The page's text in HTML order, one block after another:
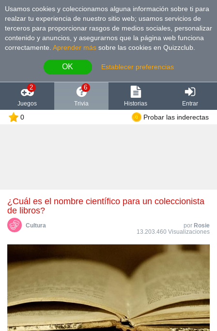
Usamos cookies y coleccionamos alguna información sobre ti para
realzar tu experiencia de nuestro sitio web; usamos servicios de
terceros para proporcionar rasgos de medios sociales, personalizar
contenido y anuncios, y asegurarnos que la página web funciona
correctamente. Aprender más sobre las cookies en Quizzclub.
OK Establecer preferencias
2
Juegos
6
Trivia Historias Entrar
0 Probar las inderectas
¿Cuál es el nombre científico para un coleccionista
de libros?
Cultura por Rosie
13.203.460 Visualizaciones